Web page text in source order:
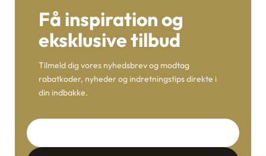
Få inspiration og
eksklusive tilbud
Tilmeld dig vores nyhedsbrev og modtag
rabatkoder, nyheder og indretningstips direkte i
din indbakke.
E-mail